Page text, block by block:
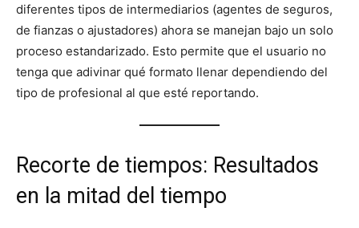
diferentes tipos de intermediarios (agentes de seguros,
de fianzas o ajustadores) ahora se manejan bajo un solo
proceso estandarizado. Esto permite que el usuario no
tenga que adivinar qué formato llenar dependiendo del
tipo de profesional al que esté reportando.
Recorte de tiempos: Resultados
en la mitad del tiempo